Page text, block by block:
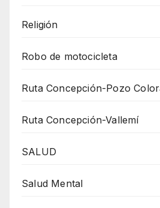
Religión
Robo de motocicleta
Ruta Concepción-Pozo
Ruta Concepción-Vallemí
SALUD
Salud Mental